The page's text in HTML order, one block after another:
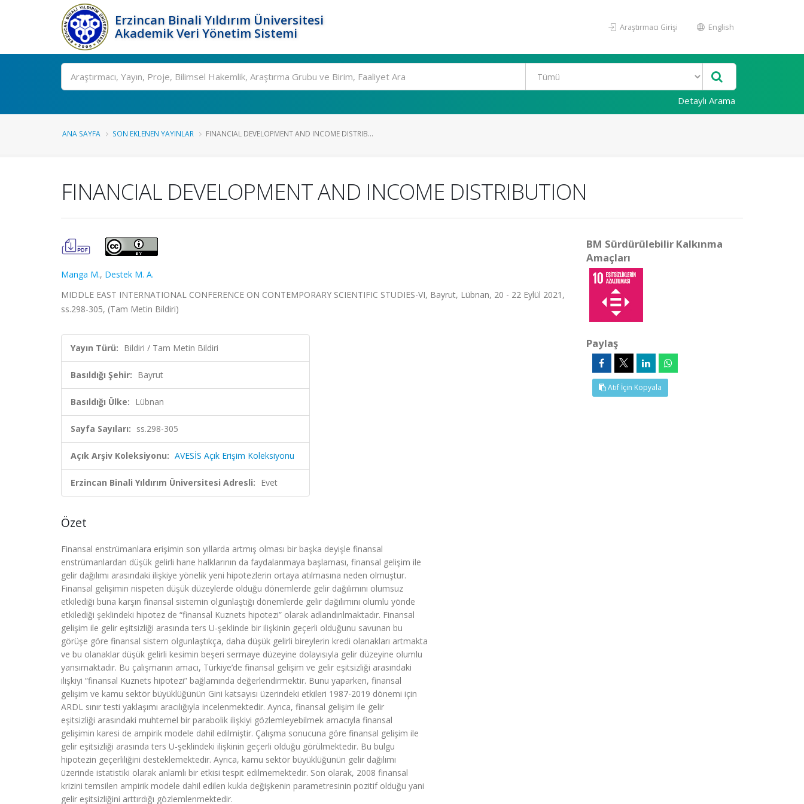
Erzincan Binali Yıldırım Üniversitesi
Akademik Veri Yönetim Sistemi
Araştırmacı Girişi English
Ara
Detaylı Arama
ANA SAYFA SON EKLENEN YAYINLAR FINANCIAL DEVELOPMENT AND INCOME DISTRIB...
FINANCIAL DEVELOPMENT AND INCOME DISTRIBUTION
Manga M., Destek M. A.
MIDDLE EAST INTERNATIONAL CONFERENCE ON CONTEMPORARY SCIENTIFIC STUDIES-VI, Bayrut, Lübnan, 20 - 22 Eylül 2021,
ss.298-305, (Tam Metin Bildiri)
Yayın Türü: Bildiri / Tam Metin Bildiri
Basıldığı Şehir: Bayrut
Basıldığı Ülke: Lübnan
Sayfa Sayıları: ss.298-305
Açık Arşiv Koleksiyonu: AVESİS Açık Erişim Koleksiyonu
Erzincan Binali Yıldırım Üniversitesi Adresli: Evet
Özet
Finansal enstrümanlara erişimin son yıllarda artmış olması bir başka deyişle finansal
enstrümanlardan düşük gelirli hane halklarının da faydalanmaya başlaması, finansal gelişim ile
gelir dağılımı arasındaki ilişkiye yönelik yeni hipotezlerin ortaya atılmasına neden olmuştur.
Finansal gelişimin nispeten düşük düzeylerde olduğu dönemlerde gelir dağılımını olumsuz
etkilediği buna karşın finansal sistemin olgunlaştığı dönemlerde gelir dağılımını olumlu yönde
etkilediği şeklindeki hipotez de “finansal Kuznets hipotezi” olarak adlandırılmaktadır. Finansal
gelişim ile gelir eşitsizliği arasında ters U-şeklinde bir ilişkinin geçerli olduğunu savunan bu
görüşe göre finansal sistem olgunlaştıkça, daha düşük gelirli bireylerin kredi olanakları artmakta
ve bu olanaklar düşük gelirli kesimin beşeri sermaye düzeyine dolayısıyla gelir düzeyine olumlu
yansımaktadır. Bu çalışmanın amacı, Türkiye’de finansal gelişim ve gelir eşitsizliği arasındaki
ilişkiyi “finansal Kuznets hipotezi” bağlamında değerlendirmektir. Bunu yaparken, finansal
gelişim ve kamu sektör büyüklüğünün Gini katsayısı üzerindeki etkileri 1987-2019 dönemi için
ARDL sınır testi yaklaşımı aracılığıyla incelenmektedir. Ayrıca, finansal gelişim ile gelir
eşitsizliği arasındaki muhtemel bir parabolik ilişkiyi gözlemleyebilmek amacıyla finansal
gelişimin karesi de ampirik modele dahil edilmiştir. Çalışma sonucuna göre finansal gelişim ile
gelir eşitsizliği arasında ters U-şeklindeki ilişkinin geçerli olduğu görülmektedir. Bu bulgu
hipotezin geçerliliğini desteklemektedir. Ayrıca, kamu sektör büyüklüğünün gelir dağılımı
üzerinde istatistiki olarak anlamlı bir etkisi tespit edilmemektedir. Son olarak, 2008 finansal
krizini temsilen ampirik modele dahil edilen kukla değişkenin parametresinin pozitif olduğu yani
gelir eşitsizliğini arttırdığı gözlemlenmektedir.
BM Sürdürülebilir Kalkınma
Amaçları
Paylaş
Atıf İçin Kopyala